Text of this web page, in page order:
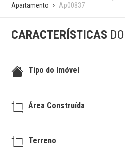
Apartamento
Ap00837
CARACTERÍSTICAS
Tipo do Imóvel
Área Construída
Terreno